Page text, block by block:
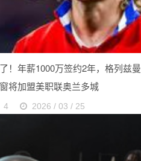
！年薪1000万签约2年，格列兹曼
将加盟美职联奥兰多城
4 2026 / 03 / 25